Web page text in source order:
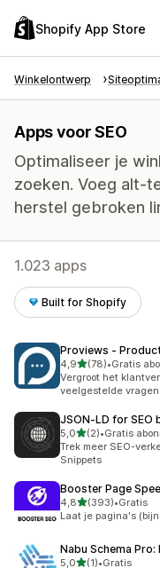
Shopify App Store
Winkelontwerp
Apps voor SEO
Optimaliseer je
zoeken. Voeg alt-
herstel gebroken
1.023 apps
Built for Shopify
Proviews ‑
4,9van 5 sterren
(78)
78 recensies in
•Gratis
Vergroot het
veelgestelde vragen
JSON‑LD for SEO
5,0van 5 sterren
(2)
2 recensies in totaal
•Gratis
Trek meer SEO-
Snippets
Booster Page
4,8van 5 sterren
(393)
393 recensies in
•Gratis
Laat je pagina's
Nabu Schema Pro:
5,0van 5 sterren
(1)•Gratis